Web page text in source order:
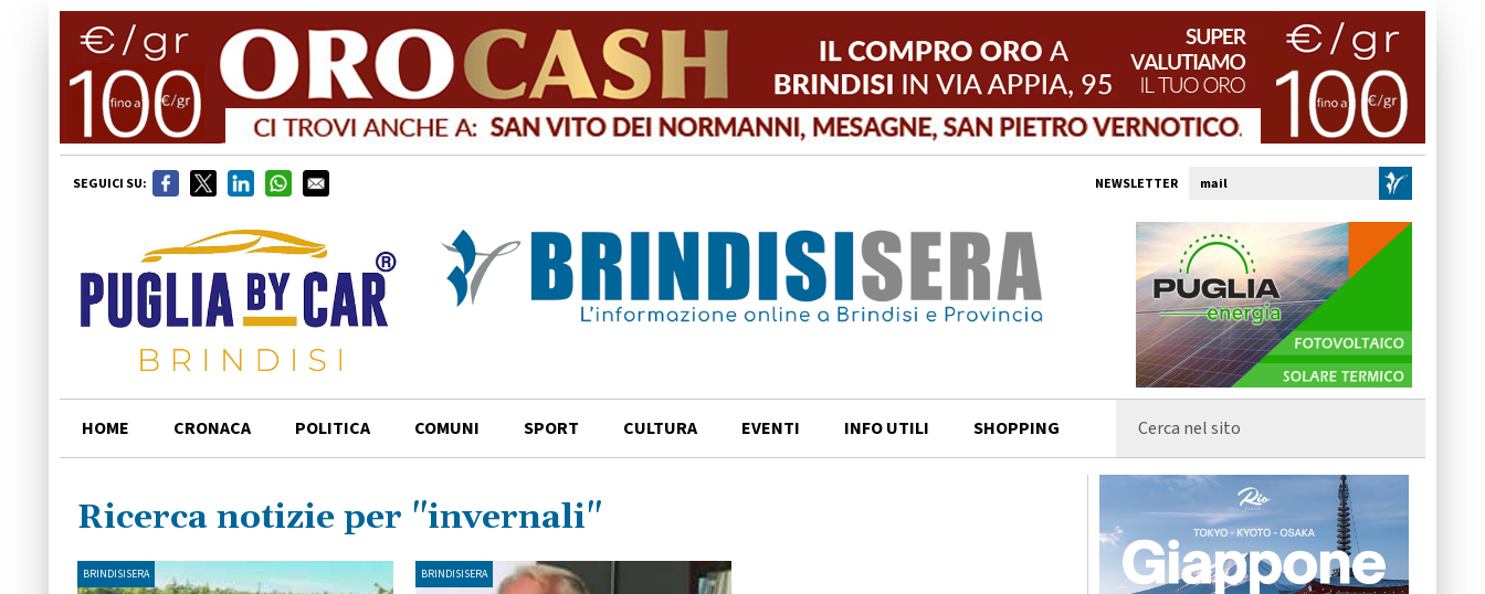
SEGUICI SU: NEWSLETTER
HOME CRONACA POLITICA COMUNI SPORT CULTURA EVENTI INFO UTILI SHOPPING
Ricerca notizie per "invernali"
BRINDISISERA BRINDISISERA